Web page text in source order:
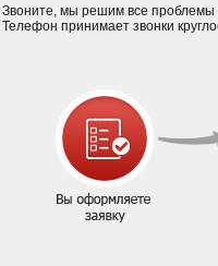
Звоните, мы решим все проблемы
Телефон принимает звонки